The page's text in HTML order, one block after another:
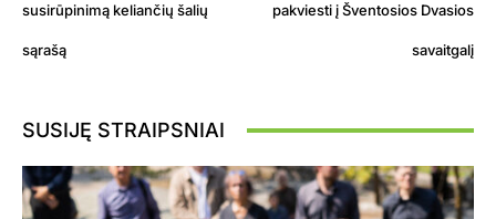
susirūpinimą keliančių šalių
sąrašą
pakviesti į Šventosios Dvasios
savaitgalį
SUSIJĘ STRAIPSNIAI